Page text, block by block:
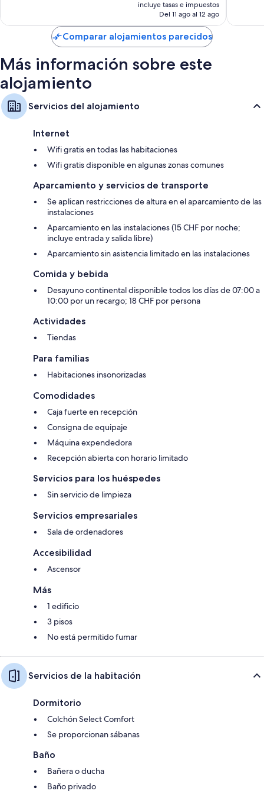
actual
de
151 €
incluye tasas e impuestos
Del 11 ago al 12 ago
Comparar alojamientos parecidos
Más información sobre este
alojamiento
Servicios del alojamiento
Internet
Wifi gratis en todas las habitaciones
Wifi gratis disponible en algunas zonas comunes
Aparcamiento y servicios de transporte
Se aplican restricciones de altura en el aparcamiento de las
instalaciones
Aparcamiento en las instalaciones (15 CHF por noche;
incluye entrada y salida libre)
Aparcamiento sin asistencia limitado en las instalaciones
Comida y bebida
Desayuno continental disponible todos los días de 07:00 a
10:00 por un recargo; 18 CHF por persona
Actividades
Tiendas
Para familias
Habitaciones insonorizadas
Comodidades
Caja fuerte en recepción
Consigna de equipaje
Máquina expendedora
Recepción abierta con horario limitado
Servicios para los huéspedes
Sin servicio de limpieza
Servicios empresariales
Sala de ordenadores
Accesibilidad
Ascensor
Más
1 edificio
3 pisos
No está permitido fumar
Servicios de la habitación
Dormitorio
Colchón Select Comfort
Se proporcionan sábanas
Baño
Bañera o ducha
Baño privado